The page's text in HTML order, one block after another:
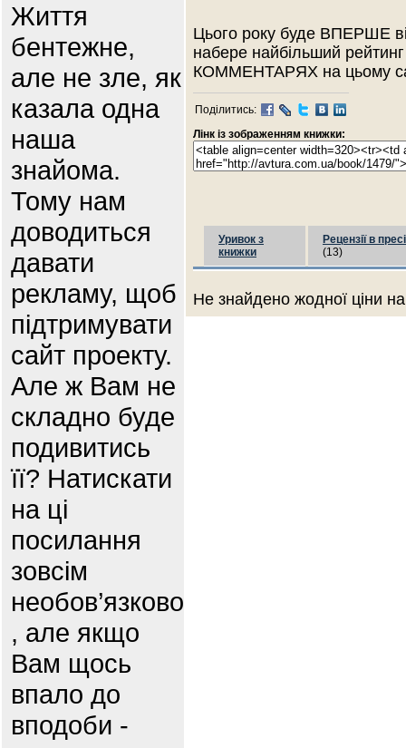
Життя
бентежне,
але не зле, як
казала одна
наша
знайома.
Тому нам
доводиться
давати
рекламу, щоб
підтримувати
сайт проекту.
Але ж Вам не
складно буде
подивитись
її? Натискати
на ці
посилання
зовсім
необов’язково
, але якщо
Вам щось
впало до
вподоби -
Цього року буде ВПЕРШЕ
набере найбільший
КОММЕНТАРЯХ на цьому
Поділитись:
Лінк із зображенням книжки:
Уривок з
книжки
Рецензії в пресі
(13)
Не знайдено жодної ціни